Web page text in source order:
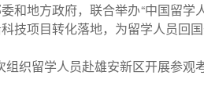
和地方政府，联合举办“中国留学
技项目转化落地，为留学人员回
织留学人员赴雄安新区开展参观